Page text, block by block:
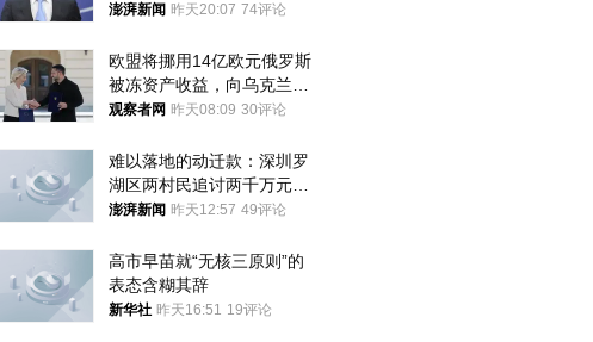
澎湃新闻 昨天20:07 74评论
欧盟将挪用14亿欧元俄罗斯
被冻资产收益，向乌克兰提
供援助
观察者网 昨天08:09 30评论
难以落地的动迁款：深圳罗
湖区两村民追讨两千万元动
迁款八年未果
澎湃新闻 昨天12:57 49评论
高市早苗就“无核三原则”的
表态含糊其辞
新华社 昨天16:51 19评论